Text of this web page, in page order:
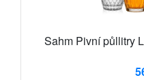
Sahm Pivní půllitry